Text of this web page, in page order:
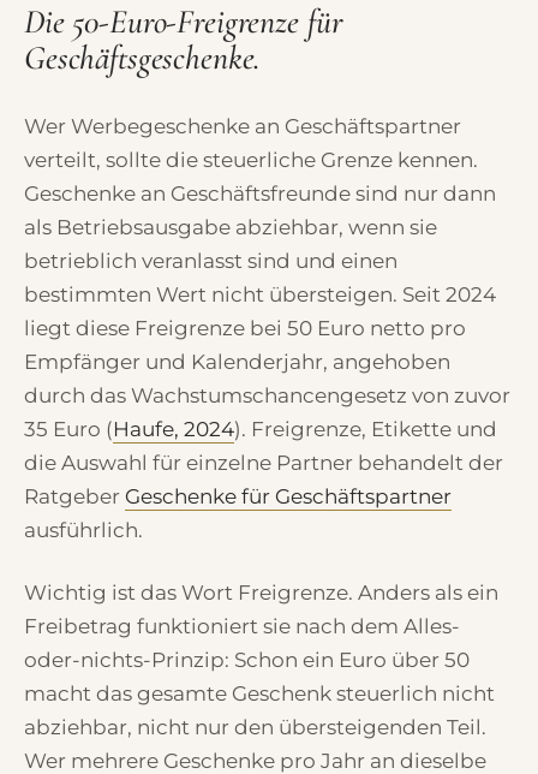
Die 50-Euro-Freigrenze für
Geschäftsgeschenke.
Wer Werbegeschenke an Geschäftspartner
verteilt, sollte die steuerliche Grenze kennen.
Geschenke an Geschäftsfreunde sind nur dann
als Betriebsausgabe abziehbar, wenn sie
betrieblich veranlasst sind und einen
bestimmten Wert nicht übersteigen. Seit 2024
liegt diese Freigrenze bei 50 Euro netto pro
Empfänger und Kalenderjahr, angehoben
durch das Wachstumschancengesetz von zuvor
35 Euro (Haufe, 2024). Freigrenze, Etikette und
die Auswahl für einzelne Partner behandelt der
Ratgeber Geschenke für Geschäftspartner
ausführlich.
Wichtig ist das Wort Freigrenze. Anders als ein
Freibetrag funktioniert sie nach dem Alles-
oder-nichts-Prinzip: Schon ein Euro über 50
macht das gesamte Geschenk steuerlich nicht
abziehbar, nicht nur den übersteigenden Teil.
Wer mehrere Geschenke pro Jahr an dieselbe